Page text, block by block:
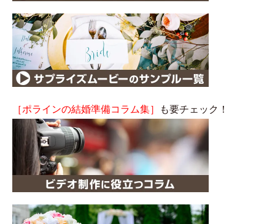
［ポラインの結婚準備コラム集］ も要チェック！